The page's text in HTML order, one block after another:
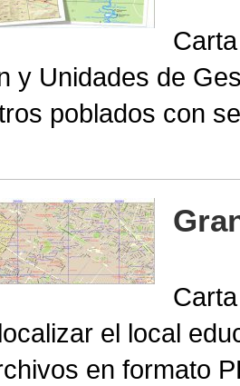
y Unidades de
poblados con
el local
en formato